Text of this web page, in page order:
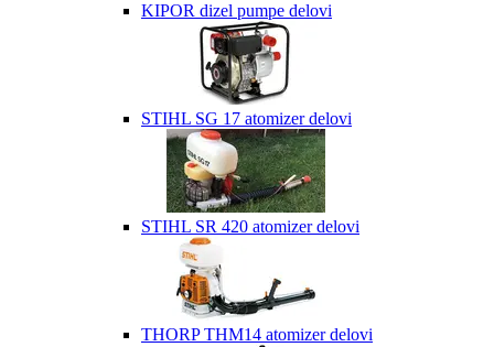
KIPOR dizel pumpe delovi
STIHL SG 17 atomizer delovi
STIHL SR 420 atomizer delovi
THORP THM14 atomizer delovi